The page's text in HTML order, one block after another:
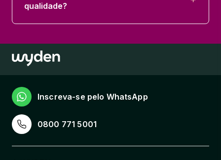
qualidade?
0800 771 5001
Inscreva-se pelo WhatsApp